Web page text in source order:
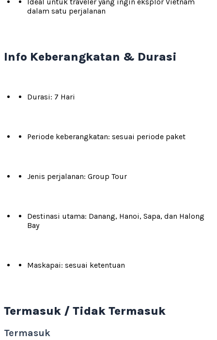
dalam satu perjalanan
Info Keberangkatan & Durasi
Durasi: 7 Hari
Periode keberangkatan: sesuai periode paket
Jenis perjalanan: Group Tour
Destinasi utama: Danang, Hanoi, Sapa, dan Halong
Bay
Maskapai: sesuai ketentuan
Termasuk / Tidak Termasuk
Termasuk